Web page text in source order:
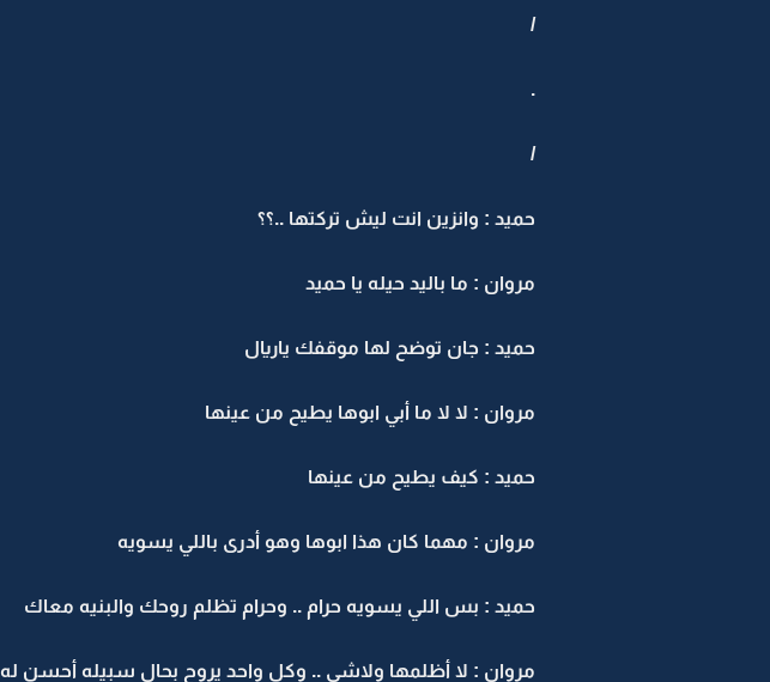
/
.
/
حميد : وانزين انت ليش تركتها ..؟؟
مروان : ما باليد حيله يا حميد
حميد : جان توضح لها موقفك ياريال
مروان : لا لا ما أبي ابوها يطيح من عينها
حميد : كيف يطيح من عينها
مروان : مهما كان هذا ابوها وهو أدرى باللي يسويه
حميد : بس اللي يسويه حرام .. وحرام تظلم روحك والبنيه معاك
مروان : لا أظلمها ولاشي .. وكل واحد يروح بحال سبيله أحسن له